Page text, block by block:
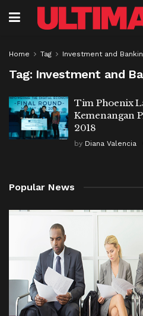
Home Tag Investment and
Tag: Investment and
Tim Phoenix
Kemenangan
2018
by Diana Valencia
Popular News